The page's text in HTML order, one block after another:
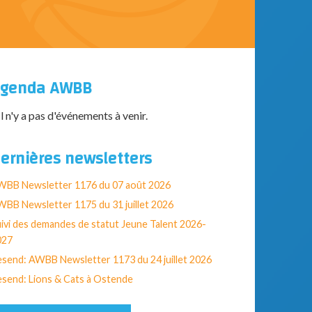
AWBB
n'y a pas d'événements à venir.
newsletters
Newsletter 1176 du 07 août 2026
Newsletter 1175 du 31 juillet 2026
des demandes de statut Jeune Talent 2026-
AWBB Newsletter 1173 du 24 juillet 2026
Lions & Cats à Ostende